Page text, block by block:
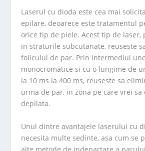
Laserul cu dioda este cea mai
epilare, deoarece este tratamentul
orice tip de piele. Acest tip de
in straturile subcutanate, reuseste
foliculul de par. Prin intermediul
monocromatice si cu o lungime de
la 10 ms la 400 ms, reuseste sa
urma de par, in zona pe care vrei
depilata.
Unul dintre avantajele laserului cu
necesita multe sedinte, asa cum se